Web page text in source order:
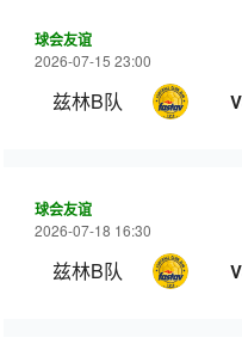
球会友谊
2026-07-15 23:00
兹林B队
球会友谊
2026-07-18 16:30
兹林B队